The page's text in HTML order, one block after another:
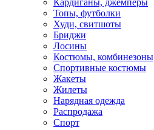
Кардиганы, джемперы
Топы, футболки
Худи, свитшоты
Бриджи
Лосины
Костюмы, комбинезоны
Спортивные костюмы
Жакеты
Жилеты
Нарядная одежда
Распродажа
Спорт